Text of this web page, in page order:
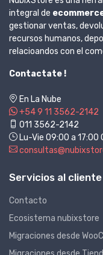
integral de
gestionar ventas,
recursos humanos,
relacioandos con el
Contactate !
En La Nube
+54 9 11 3562-2142
011 3562-2142
Lu-Vie 09:00 a 17:00
Servicios al cliente
Contacto
Ecosistema nubixstore
Migraciones desde